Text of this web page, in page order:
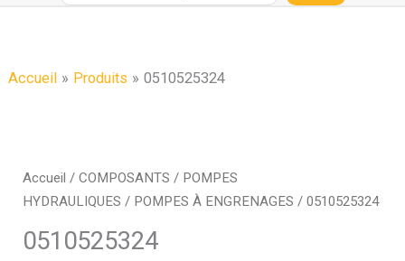
c
r
c
Accueil Produits 0510525324
Accueil /COMPOSANTS / POMPES
HYDRAULIQUES / POMPES À ENGRENAGES / 0510525324
0510525324